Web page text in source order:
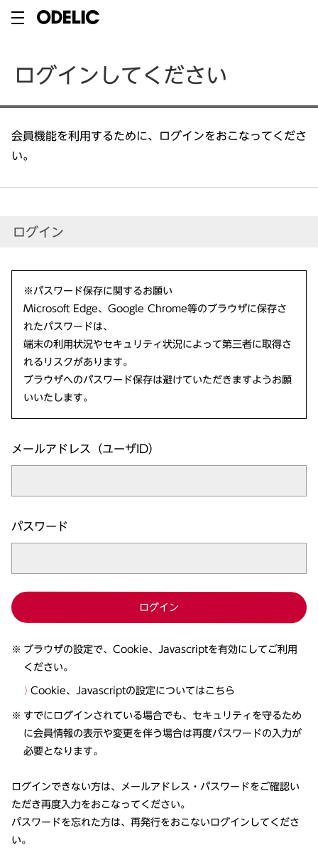
ログインしてください
会員機能を利用するために、ログインをおこなってくださ
い。
ログイン
※パスワード保存に関するお願い
Microsoft Edge、Google Chrome等のブラウザに保存さ
れたパスワードは、
端末の利用状況やセキュリティ状況によって第三者に取得さ
れるリスクがあります。
ブラウザへのパスワード保存は避けていただきますようお願
いいたします。
メールアドレス（ユーザID）
パスワード
ログイン
ブラウザの設定で、Cookie、Javascriptを有効にしてご利用
ください。
Cookie、Javascriptの設定についてはこちら
すでにログインされている場合でも、セキュリティを守るため
に会員情報の表示や変更を伴う場合は再度パスワードの入力が
必要となります。
ログインできない方は、メールアドレス・パスワードをご確認い
ただき再度入力をおこなってください。
パスワードを忘れた方は、再発行をおこないログインしてくださ
い。